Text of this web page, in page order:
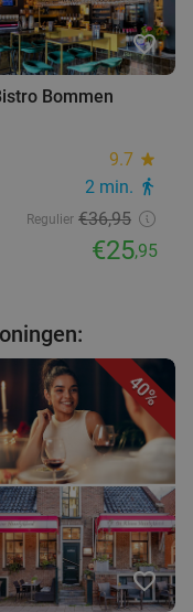
favorite_border
Bommen
9.7 star
2 min. directions_walk
Regulier €36,95
€25,95
40%
favorite_border